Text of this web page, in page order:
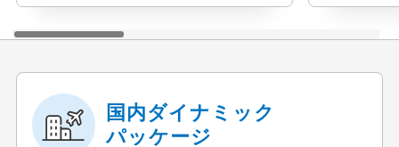
国内ダイナミック
パッケージ